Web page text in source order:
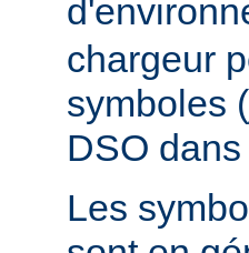
chargeur
symboles
DSO
Les